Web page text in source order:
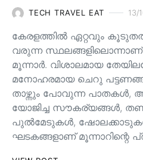
TECH TRAVEL EAT 13/
കേരളത്തിൽ ഏറ്റവും
വരുന്ന സ്ഥലങ്ങളിലൊന്നാണ്
മൂന്നാർ. വിശാലമായ
മനോഹരമായ ചെറു
താഴ്ന്നും പോവുന്ന
യോജിച്ച സൗകര്യങ്ങള്‍,
പുൽമേടുകൾ,
ഘടകങ്ങളാണ് മൂന്നാറിന്റെ